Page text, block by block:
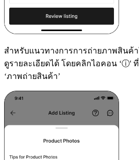
สำหรับแนวทางการการถ่ายภาพสินค้
ดูรายละเอียดได้ โดยคลิกไอคอน ‘ⓘ'
‘ภาพถ่ายสินค้า’